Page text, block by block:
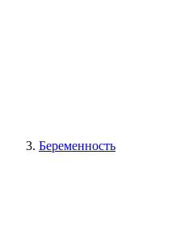
Беременность